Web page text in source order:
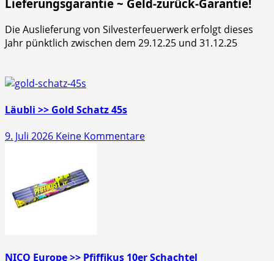
Lieferungsgarantie ~ Geld-zurück-Garantie!
Die Auslieferung von Silvesterfeuerwerk erfolgt dieses
Jahr pünktlich zwischen dem 29.12.25 und 31.12.25
Läubli >> Gold Schatz 45s
9. Juli 2026 Keine Kommentarezu
NICO Europe >> Pfiffikus 10er Schachtel